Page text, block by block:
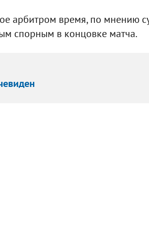
арбитром время, по мнению
спорным в концовке матча.